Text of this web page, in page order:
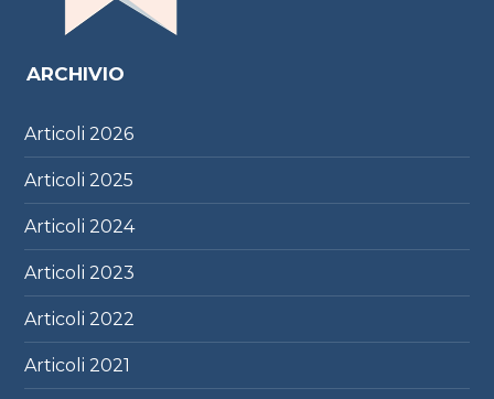
ARCHIVIO
Articoli2026
Articoli2025
Articoli2024
Articoli2023
Articoli2022
Articoli2021